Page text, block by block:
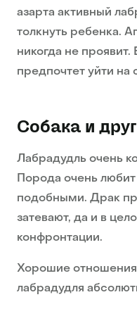
азарта активный
толкнуть ребенка.
никогда не проявит.
предпочтет уйти на
Собака и
Лабрадудль очень
Порода очень
подобными. Драк
затевают, да и в
конфронтации.
Хорошие
лабрадудля